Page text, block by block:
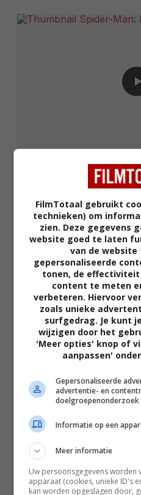
The Uprising
FilmTotaal gebruikt
technieken) om
zien. Deze gegevens
website goed te laten
van de website
gepersonaliseerde
tonen, de
content te meten
verbeteren. Hiervoor
zoals unieke
surfgedrag. Je kunt
wijzigen door het
'Meer opties' knop of
aanpassen'
Gepersonaliseerde
advertentie- en
Informatie op een
Meer informatie
Uw persoonsgegevens worden
apparaat (cookies, unieke ID's
kan worden opgeslagen door,